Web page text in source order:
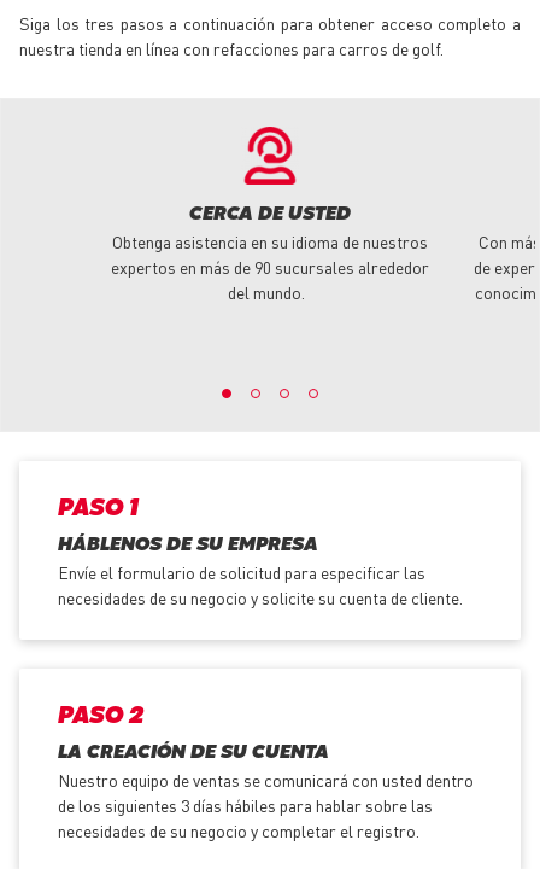
Siga los tres pasos a continuación para obtener acceso completo a
nuestra tienda en línea con refacciones para carros de golf.
CERCA DE USTED
Obtenga asistencia en su idioma de nuestros
expertos en más de 90 sucursales alrededor
del mundo.
Con
de
PASO 1
HÁBLENOS DE SU EMPRESA
Envíe el formulario de solicitud para especificar las
necesidades de su negocio y solicite su cuenta de cliente.
PASO 2
LA CREACIÓN DE SU CUENTA
Nuestro equipo de ventas se comunicará con usted dentro
de los siguientes 3 días hábiles para hablar sobre las
necesidades de su negocio y completar el registro.